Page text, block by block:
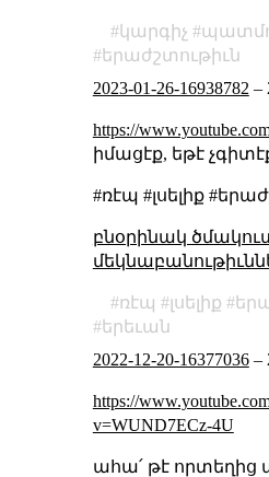
կարգիչ
երաժշտութիւն
2023-01-26-16938782 –
https://
իմացէք, եթէ
#ռէպ #լսելիք
բնօրինակ
ռէպ լսելիք
երեւան
2022-12-20-16377036–
https://
v=WUND7ECz-4U
ահա՛ թէ որտեղից